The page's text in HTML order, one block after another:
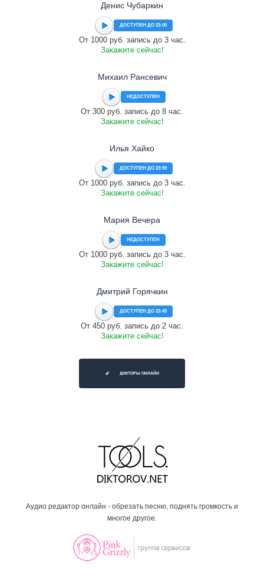
Денис Чубаркин
ДОСТУПЕН ДО 23:00
От 1000 руб. запись до 3 час.
Закажите сейчас!
Михаил Рансевич
НЕДОСТУПЕН
От 300 руб. запись до 8 час.
Закажите сейчас!
Илья Хайко
ДОСТУПЕН ДО 23:59
От 1000 руб. запись до 3 час.
Закажите сейчас!
Мария Вечера
НЕДОСТУПЕН
От 1000 руб. запись до 3 час.
Закажите сейчас!
Дмитрий Горячкин
ДОСТУПЕН ДО 23:45
От 450 руб. запись до 2 час.
Закажите сейчас!
ДИКТОРЫ ОНЛАЙН
Аудио редактор онлайн - обрезать песню, поднять громкость и
многое другое.